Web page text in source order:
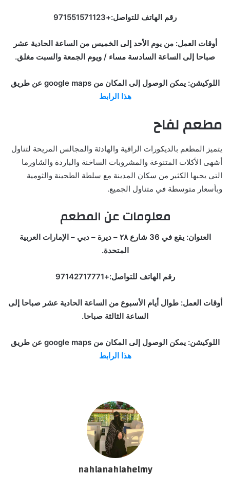
رقم الهاتف للتواصل:+971551571123
أوقات العمل: من يوم الأحد إلى الخميس من الساعة الحادية عشر
صباحا إلى الساعة السادسة مساء / ويوم الجمعة والسبت مغلق.
اللوكيشن: يمكن الوصول إلى المكان من google maps عن طريق
هذا الرابط
مطعم لفاح
يتميز المطعم بالديكورات الراقية والهادئة والمجالس المريحة لتناول
أشهى الأكلات المتنوعة والمشروبات الساخنة والباردة والشاورما
التي يحبها الكثير من سكان المدينة مع سلطة الطحينة والثومية
وبأسعار متوسطة في متناول الجميع.
معلومات عن المطعم
العنوان: يقع في 36 شارع ٢٨ – ديرة – دبي – الإمارات العربية
المتحدة.
رقم الهاتف للتواصل:+97142717771
أوقات العمل: طوال أيام الأسبوع من الساعة الحادية عشر صباحا إلى
الساعة الثالثة صباحا.
اللوكيشن: يمكن الوصول إلى المكان من google maps عن طريق
هذا الرابط
nahlanahlahelmy